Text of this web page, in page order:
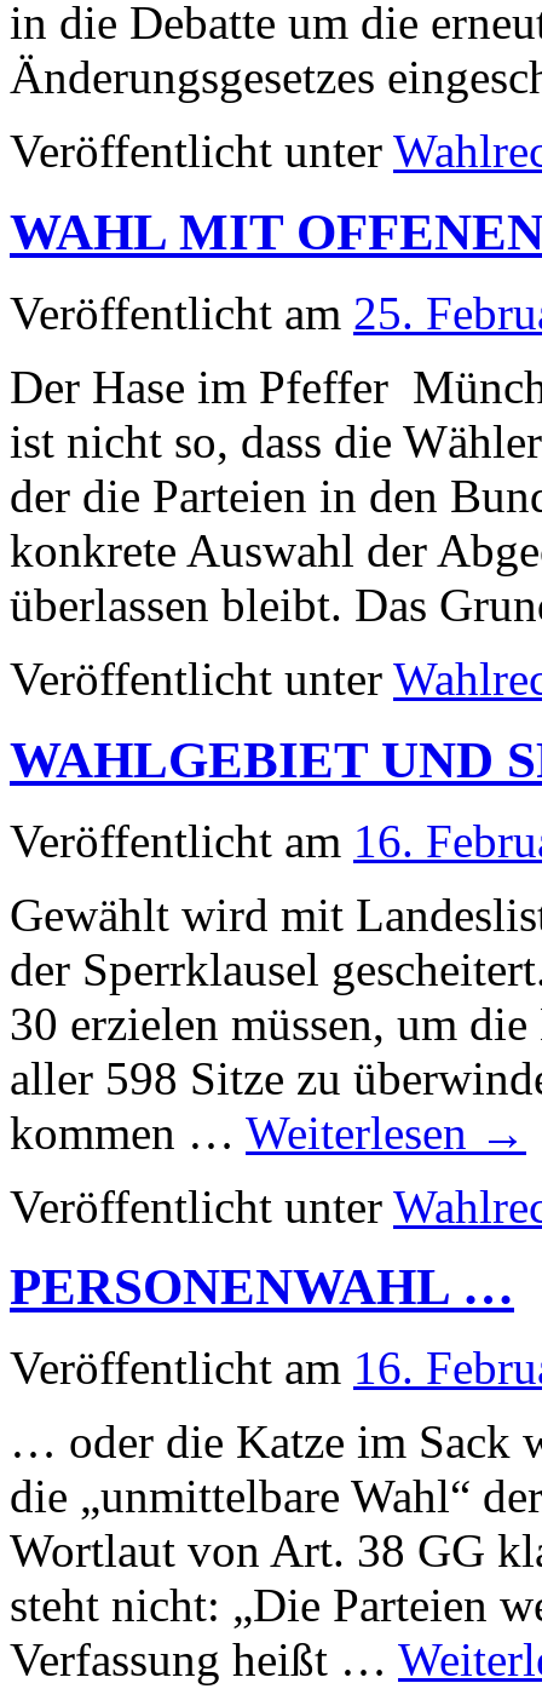
in die Debatte um die
Änderungsgesetzes
Veröffentlicht unter
WAHL MIT
Veröffentlicht am 25.
Der Hase im Pfeffer
ist nicht so, dass die
der die Parteien in den
konkrete Auswahl der
überlassen bleibt. Das
Veröffentlicht unter
WAHLGEBIET UND
Veröffentlicht am 16.
Gewählt wird mit
der Sperrklausel
30 erzielen müssen, um
aller 598 Sitze zu
kommen … Weiterlesen →
Veröffentlicht unter
PERSONENWAHL …
Veröffentlicht am 16.
… oder die Katze im Sack
die „unmittelbare Wahl“
Wortlaut von Art. 38 GG
steht nicht: „Die Parteien
Verfassung heißt …